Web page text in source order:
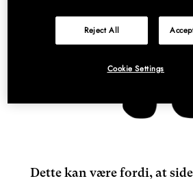
Dette kan være fordi, at
Reject All
Cookie Settings